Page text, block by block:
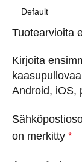
Tuotearvioita
Kirjoita
Android, iOS,
on merkitty *